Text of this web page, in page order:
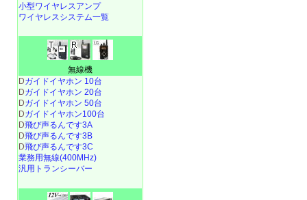
小型ワイヤレスアンプ
ワイヤレスシステム一覧
無線機
Dガイドイヤホン 10台
Dガイドイヤホン 20台
Dガイドイヤホン 50台
Dガイドイヤホン100台
D飛び声るんです3A
D飛び声るんです3B
D飛び声るんです3C
業務用無線(400MHz)
汎用トランシーバー